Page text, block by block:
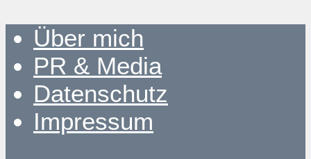
Über mich
PR & Media
Datenschutz
Impressum